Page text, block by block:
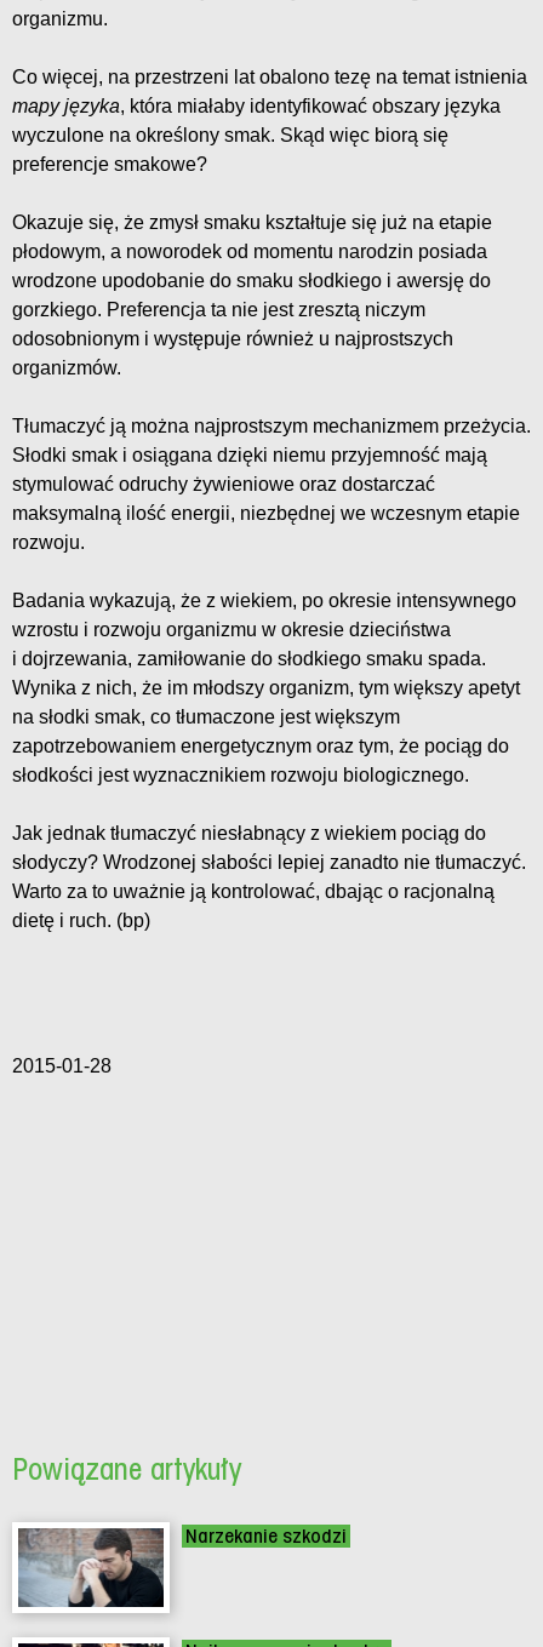
organizmu.
Co więcej, na przestrzeni lat obalono tezę na temat istnienia
mapy języka, która miałaby identyfikować obszary języka
wyczulone na określony smak. Skąd więc biorą się
preferencje smakowe?
Okazuje się, że zmysł smaku kształtuje się już na etapie
płodowym, a noworodek od momentu narodzin posiada
wrodzone upodobanie do smaku słodkiego i awersję do
gorzkiego. Preferencja ta nie jest zresztą niczym
odosobnionym i występuje również u najprostszych
organizmów.
Tłumaczyć ją można najprostszym mechanizmem przeżycia.
Słodki smak i osiągana dzięki niemu przyjemność mają
stymulować odruchy żywieniowe oraz dostarczać
maksymalną ilość energii, niezbędnej we wczesnym etapie
rozwoju.
Badania wykazują, że z wiekiem, po okresie intensywnego
wzrostu i rozwoju organizmu w okresie dzieciństwa
i dojrzewania, zamiłowanie do słodkiego smaku spada.
Wynika z nich, że im młodszy organizm, tym większy apetyt
na słodki smak, co tłumaczone jest większym
zapotrzebowaniem energetycznym oraz tym, że pociąg do
słodkości jest wyznacznikiem rozwoju biologicznego.
Jak jednak tłumaczyć niesłabnący z wiekiem pociąg do
słodyczy? Wrodzonej słabości lepiej zanadto nie tłumaczyć.
Warto za to uważnie ją kontrolować, dbając o racjonalną
dietę i ruch. (bp)
2015-01-28
Powiązane artykuły
Narzekanie szkodzi